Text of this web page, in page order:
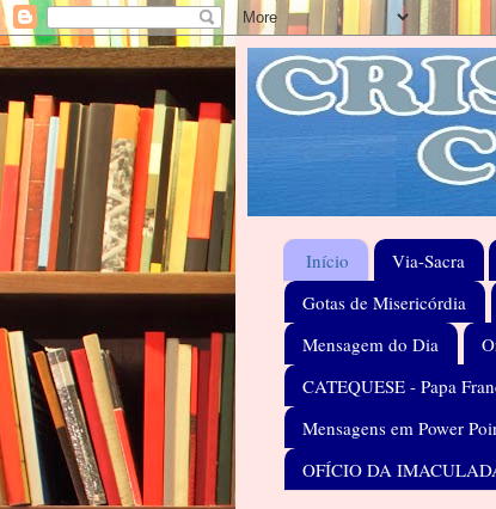
Início Via-Sacra
Gotas de Misericórdia
Mensagem do Dia
CATEQUESE - Papa
Mensagens em Power
OFÍCIO DA